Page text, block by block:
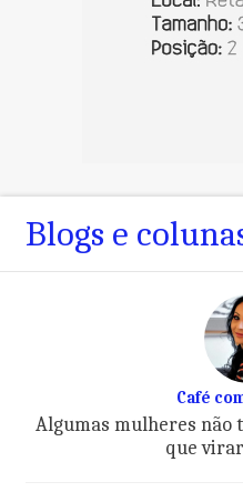
Blogs e
Café
Algumas mulheres não
que